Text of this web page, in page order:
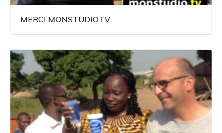
MERCI MONSTUDIO.TV